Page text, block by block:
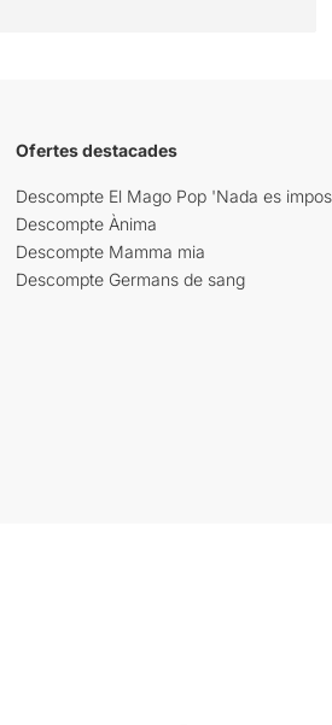
Ofertes destacades
Descompte El Mago Pop 'Nada es
Descompte Ànima
Descompte Mamma mia
Descompte Germans de sang